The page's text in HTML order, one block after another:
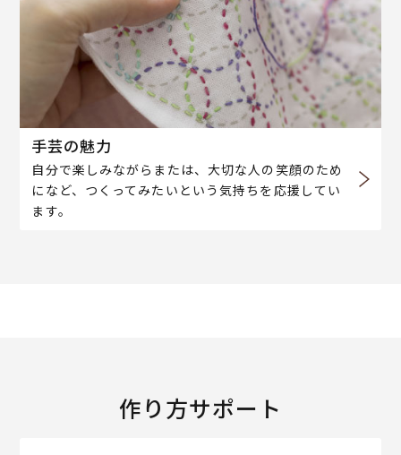
手芸の魅力
自分で楽しみながらまたは、大切な人の笑顔のため
になど、つくってみたいという気持ちを応援してい
ます。
作り方サポート